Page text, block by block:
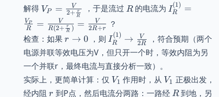
解得 V_P =
\frac{V}
{2 +
\frac{r}
{R}}
VP = 2+ R
r
V ，于是流过 R
R的电流为 I^{(1)}_R
{R} =
\frac{V}
\frac{r}
{R})} =
IR
(1) =
R
VP = R(2+ R
r )
V = 2R+r
V
？
检查：如果r
\to
0
r → 0 ，则I^{(1)}_R
\to
\frac{V}
{2R}
IR
(1) → 2R
V
，符合预期（两个
电源并联等效电压为V，但只开一个时，等效内阻为另
一个并联r，最终电流与直接分析一致）。
实际上，更简单计算：仅 V_1
V1 作用时，从 V_1
V1 正极出发，
经内阻r
r 到P点，然后电流分两路：一路经 R
R到地，另